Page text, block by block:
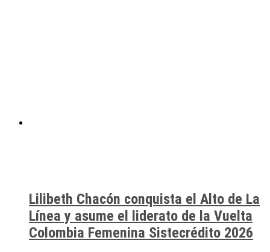
Lilibeth Chacón conquista el Alto de La
Línea y asume el liderato de la Vuelta
Colombia Femenina Sistecrédito 2026